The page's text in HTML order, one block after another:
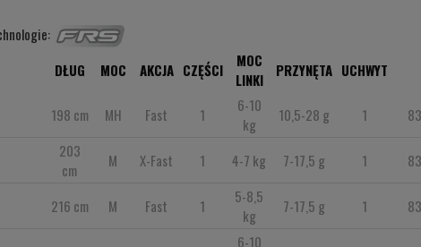
DŁUG MOC AKCJA CZĘŚCI
MOC
LINKI
PRZYNĘTA UCHWYT
198 cm MH Fast 1
6-10
kg
10,5-28 g 1
203
cm
M X-Fast 1 4-7 kg 7-17,5 g 1
216 cm M Fast 1
5-8,5
kg
7-17,5 g 1
6-10